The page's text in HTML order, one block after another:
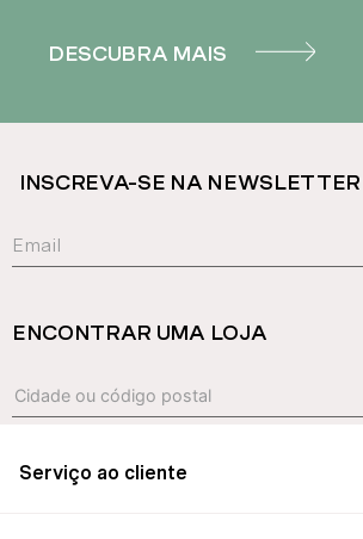
DESCUBRA MAIS
INSCREVA-SE NA NEWSLETTER
ENCONTRAR UMA LOJA
Serviço ao cliente